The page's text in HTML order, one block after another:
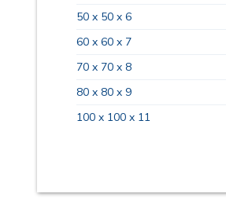
50 x 50 x 6
60 x 60 x 7
70 x 70 x 8
80 x 80 x 9
100 x 100 x 11